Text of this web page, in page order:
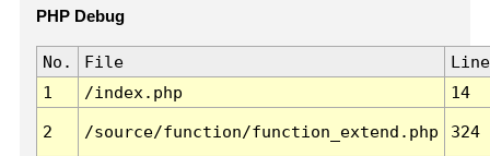
PHP Debug
No. File
Line
1
/index.php 14
2 /source/function/function_extend.php 324